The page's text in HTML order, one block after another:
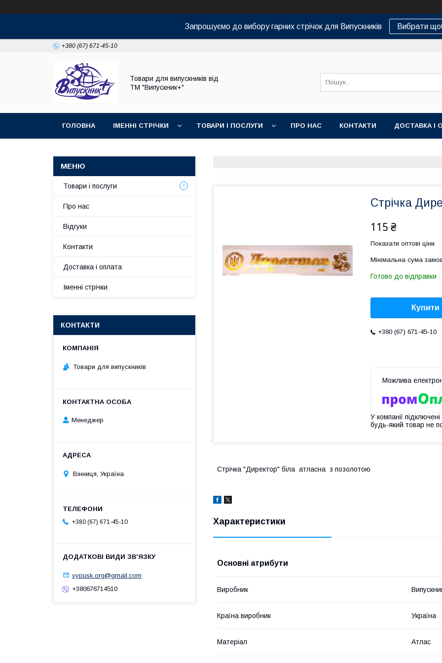
Запрошуємо до вибору гарних стрічок для Випускників Вибрати
+380 (67) 671-45-10
Товари для випускників від
ТМ "Випускник+"
ГОЛОВНА ІМЕННІ СТРІЧКИ ТОВАРИ І ПОСЛУГИ ПРО НАС КОНТАКТИ ДОСТАВКА І
Стрічка
115 ₴
Показати оптові ціни
Мінімальна сума
Готово до відправки
Купити
+380 (67) 671-45-10
У компанії
будь-який товар не
Стрічка "Директор" біла атласна з позолотою
Характеристики
Основні атрибути
Виробник
Країна виробник Україна
Матеріал Атлас
Товари і послуги
Про нас
Відгуки
Контакти
Доставка і оплата
Іменні стрічки
КОНТАКТИ
Товари для випускників
Менеджер
Вінниця, Україна
+380 (67) 671-45-10
vypusk.org@gmail.com
+380676714510